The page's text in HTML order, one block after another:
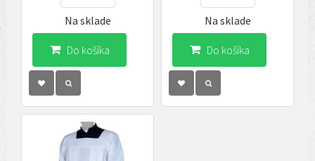
Do košíka
Na sklade
Do košíka
Na sklade